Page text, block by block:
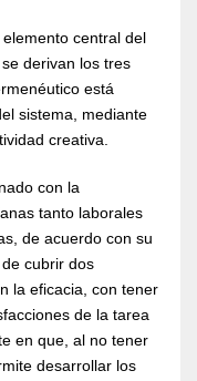
elemento central del
derivan los tres
está
sistema, mediante
creativa.
con la
tanto laborales
de acuerdo con su
cubrir dos
la eficacia, con tener
de la tarea
en que, al no tener
desarrollar los